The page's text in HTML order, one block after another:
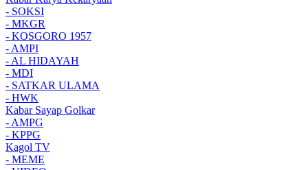
- SOKSI
- MKGR
- KOSGORO 1957
- AMPI
- AL HIDAYAH
- MDI
- SATKAR ULAMA
- HWK
Kabar Sayap Golkar
- AMPG
- KPPG
Kagol TV
- MEME